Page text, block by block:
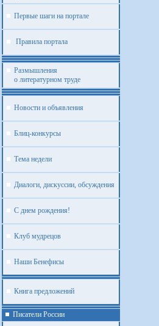
Первые шаги на портале
Правила портала
Размышления
о литературном труде
Новости и объявления
Блиц-конкурсы
Тема недели
Диалоги, дискуссии, обсуждения
С днем рождения!
Клуб мудрецов
Наши Бенефисы
Книга предложений
Писатели России